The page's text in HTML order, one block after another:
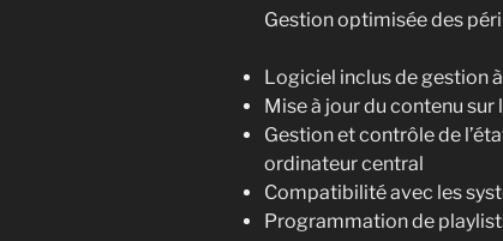
Gestion optimisée des
Logiciel inclus de gestion
Mise à jour du contenu sur
Gestion et contrôle de
ordinateur central
Compatibilité avec les
Programmation de